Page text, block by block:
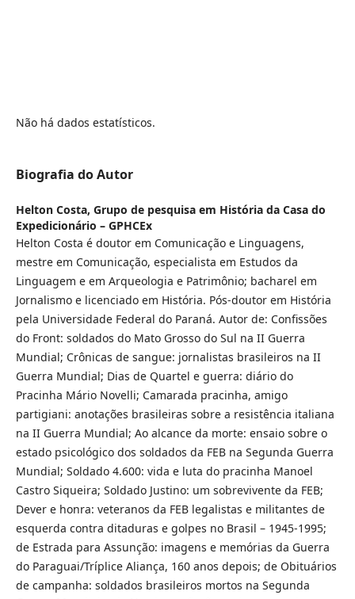
Não há dados estatísticos.
Biografia do Autor
Helton Costa, Grupo de pesquisa em História da Casa do
Expedicionário – GPHCEx
Helton Costa é doutor em Comunicação e Linguagens,
mestre em Comunicação, especialista em Estudos da
Linguagem e em Arqueologia e Patrimônio; bacharel em
Jornalismo e licenciado em História. Pós-doutor em História
pela Universidade Federal do Paraná. Autor de: Confissões
do Front: soldados do Mato Grosso do Sul na II Guerra
Mundial; Crônicas de sangue: jornalistas brasileiros na II
Guerra Mundial; Dias de Quartel e guerra: diário do
Pracinha Mário Novelli; Camarada pracinha, amigo
partigiani: anotações brasileiras sobre a resistência italiana
na II Guerra Mundial; Ao alcance da morte: ensaio sobre o
estado psicológico dos soldados da FEB na Segunda Guerra
Mundial; Soldado 4.600: vida e luta do pracinha Manoel
Castro Siqueira; Soldado Justino: um sobrevivente da FEB;
Dever e honra: veteranos da FEB legalistas e militantes de
esquerda contra ditaduras e golpes no Brasil – 1945-1995;
de Estrada para Assunção: imagens e memórias da Guerra
do Paraguai/Tríplice Aliança, 160 anos depois; de Obituários
de campanha: soldados brasileiros mortos na Segunda